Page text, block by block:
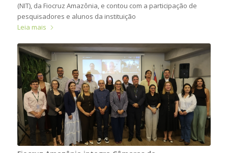
(NIT), da Fiocruz Amazônia, e contou com a participação de
pesquisadores e alunos da instituição
Leia mais